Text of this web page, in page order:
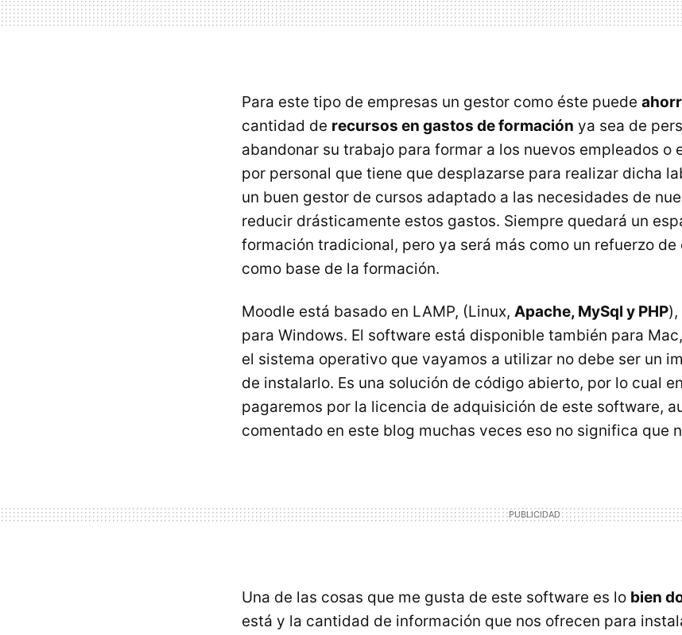
Para este tipo de empresas un gestor como éste puede
cantidad de recursos en gastos de formación ya sea de
abandonar su trabajo para formar a los nuevos empleados o
por personal que tiene que desplazarse para realizar dicha
un buen gestor de cursos adaptado a las necesidades de
reducir drásticamente estos gastos. Siempre quedará un
formación tradicional, pero ya será más como un refuerzo
como base de la formación.
Moodle está basado en LAMP, (Linux, Apache, MySql y PHP
para Windows. El software está disponible también para
el sistema operativo que vayamos a utilizar no debe ser un
de instalarlo. Es una solución de código abierto, por lo cual
pagaremos por la licencia de adquisición de este software,
comentado en este blog muchas veces eso no significa que
Una de las cosas que me gusta de este software es lo bien
está y la cantidad de información que nos ofrecen para